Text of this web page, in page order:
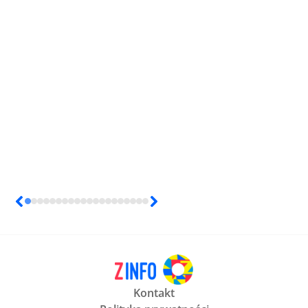
Kontakt